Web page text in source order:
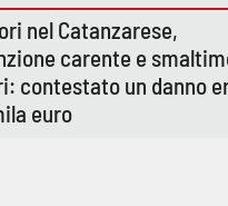
nel Catanzarese,
carente e
contestato un danno
euro